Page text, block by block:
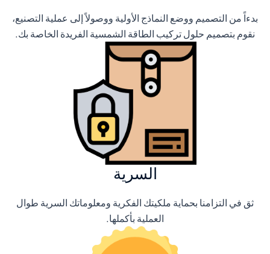
بدءاً من التصميم ووضع النماذج الأولية ووصولاً إلى عملية التصنيع،
نقوم بتصميم حلول تركيب الطاقة الشمسية الفريدة الخاصة بك.
السرية
ثق في التزامنا بحماية ملكيتك الفكرية ومعلوماتك السرية طوال
العملية بأكملها.